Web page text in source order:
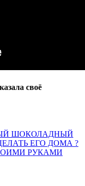
своё
ШОКОЛАДНЫЙ
ЕГО ДОМА ?
РУКАМИ